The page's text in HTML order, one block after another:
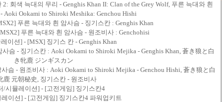
회색 늑대의 무리 - Genghis Khan II: Clan of the Grey Wolf, 푸른 늑대와 흰
Aoki Ookami to Shiroki Meshika: Genchou Hishi
푸른 늑대와 흰 암사슴 - 징기스칸 : Genghis Khan
푸른 늑대와 흰 암사슴 - 원조비사 : Genchohisi
이션] - [MSX] 징기스 칸 - Genghis Khan
슴 - 징기스칸 : Aoki Ookami to Shiroki Mejika - Genghis Khan, 蒼き狼と白
き牝鹿 ジンギスカン
슴 - 원조비사 : Aoki Ookami to Shiroki Mejika - Genchou Hishi, 蒼き狼と白
鹿 元朝秘史, 징기스칸 - 원조비사
/시뮬레이션] - [고전게임] 징기스칸4
이션] - [고전게임] 징기스칸4 파워업키트